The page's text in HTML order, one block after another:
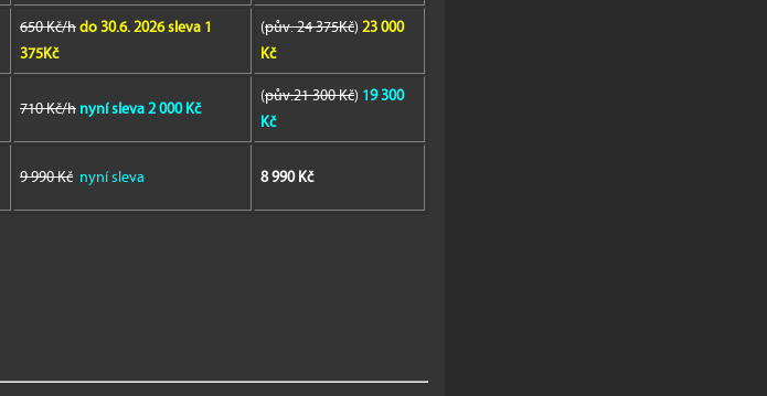
650 Kč/hdo 30.6. 2026 sleva 1
375Kč
(pův. 24 375Kč)23 000
Kč
710 Kč/hnyní sleva 2 000 Kč (pův.21 300 Kč) 19 300
Kč
9 990 Kč nyní sleva 8 990 Kč